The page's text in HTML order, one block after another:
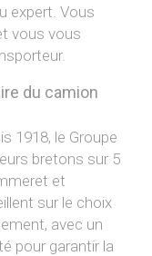
expert. Vous
vous vous
du camion
1918, le Groupe
bretons sur 5
et
sur le choix
avec un
pour garantir la